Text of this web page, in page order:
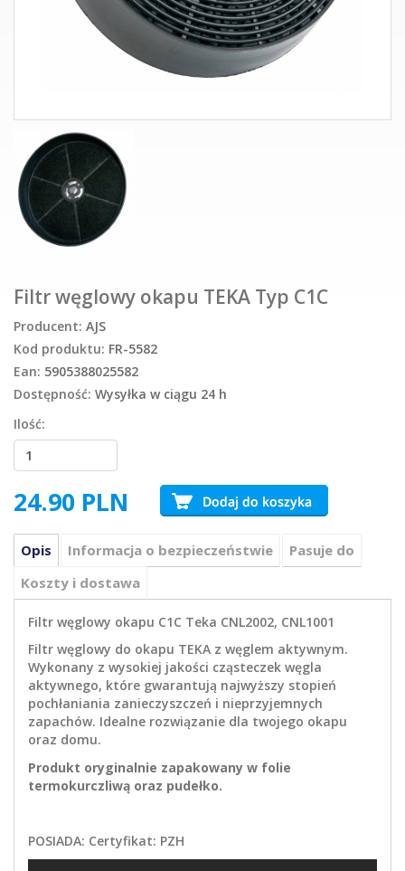
Filtr węglowy okapu TEKA Typ C1C
Producent: AJS
Kod produktu: FR-5582
Ean: 5905388025582
Dostępność: Wysyłka w ciągu 24 h
Ilość:
24.90 PLN
Opis Informacja o bezpieczeństwie
Pasuje do
Koszty i dostawa
Filtr węglowy okapu C1C Teka CNL2002, CNL1001
Filtr węglowy do okapu TEKA z węglem aktywnym.
Wykonany z wysokiej jakości cząsteczek węgla
aktywnego, które gwarantują najwyższy stopień
pochłaniania zanieczyszczeń i nieprzyjemnych
zapachów. Idealne rozwiązanie dla twojego okapu
oraz domu.
Produkt oryginalnie zapakowany w folie
termokurczliwą oraz pudełko.
POSIADA: Certyfikat: PZH